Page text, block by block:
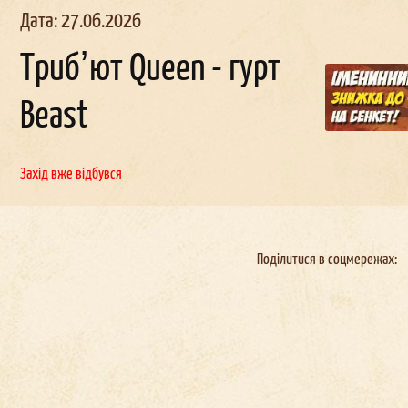
Дата: 27.06.2026
Трибʼют Queen - гурт
Beast
Захід вже відбувся
Поділитися в соцмережах:
в